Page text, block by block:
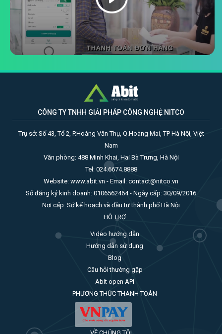
CÔNG TY TNHH GIẢI PHÁP CÔNG NGHỆ NITCO
Trụ sở: Số 43, Tổ 2, P.Hoàng Văn Thụ, Q.Hoàng Mai, TP Hà Nội, Việt
Nam
Văn phòng: 488 Minh Khai, Hai Bà Trưng, Hà Nội
Tel: 024.6674.8888
Website: www.abit.vn - Email: contact@nitco.vn
Số đăng ký kinh doanh: 0106562464 - Ngày cấp: 30/09/2016
Nơi cấp: Sở kế hoạch và đầu tư thành phố Hà Nội
HỖ TRỢ
Video hướng dẫn
Hướng dẫn sử dụng
Blog
Câu hỏi thường gặp
Abit open API
PHƯƠNG THỨC THANH TOÁN